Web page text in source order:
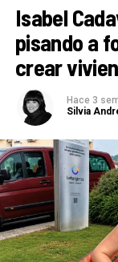
Isabel
pisando a
crear
Hace 3
Silvia